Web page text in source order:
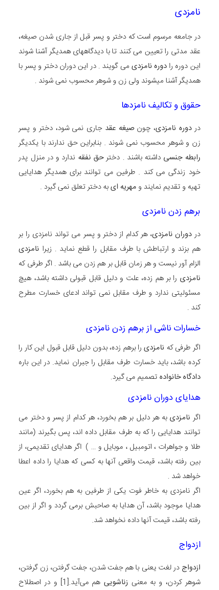
نامزدی
در جامعه مرسوم است که دختر و پسر قبل از جاری شدن صیغه،
عقد مدتی را تعیین می کنند تا با دیدگاههای همدیگر آشنا شوند
این دوره را دوره نامزدیمی گویند . در این دوران دختر و پسر با
همدیگر آشنا میشوند ولی زن و شوهر محسوب نمی شوند .
حقوق و تکالیف نامزدها
دردوره نامزدی، چونصیغه عقد جاری نمی شود، دختر و پسر
زن و شوهر محسوب نمی شوند . بنابراین حق ندارند با یکدیگر
رابطه جنسی داشته باشند . دخترحق نفقه ندارد و در منزل پدر
خود زندگی می کند . طرفین می توانند برای همدیگر هدایایی
تهیه و تقدیم نمایند و مهریه ایبه دختر تعلق نمی گیرد .
برهم زدن نامزدی
در دوران نامزدی، هر کدام از دختر و پسر می تواند نامزدی را بر
هم بزند و ارتباطش با طرف مقابل را قطع نماید . زیرا نامزدی
الزام آور نیست و هر زمان قابل بر هم زدن می باشد . اگر طرفی که
نامزدی را بر هم زده، علت و دلیل قابل قبولی داشته باشد، هیچ
مسئولیتی ندارد و طرف مقابل نمی تواند ادعای خسارت مطرح
کند .
خسارات ناشی از برهم زدن نامزدی
اگر طرفی که نامزدیرا برهم زده، بدون دلیل قابل قبول این کار را
کرده باشد، باید خسارت طرف مقابل را جبران نماید. در این باره
دادگاه خانواده تصمیم می گیرد.
هدایای دوران نامزدی
اگر نامزدیبه هر دلیل بر هم بخورد، هر کدام از پسر و دختر می
توانند هدایایی را که به طرف مقابل داده اند، پس بگیرند (مانند
طلا و جواهرات ، اتومبیل ، موبایل و … ) اگر هدایای تقدیمی، از
بین رفته باشد، قیمت واقعی آنها به کسی که هدایا را داده اعطا
خواهد شد .
اگر نامزدی به خاطر فوت یکی از طرفین به هم بخورد، اگر عین
هدایا موجود باشد، آن هدایا به صاحبش برمی گردد و اگر از بین
رفته باشد، قیمت آنها داده نخواهد شد.
ازدواج
ازدواج در لغت یعنی با هم جفت شدن، جفت گرفتن، زن گرفتن،
شوهر کردن، و به معنی زناشویی
هم می‌آید.[1] و در اصطلاح